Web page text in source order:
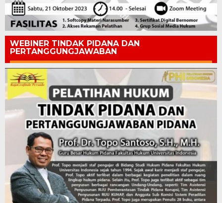
WEBINER TINDAK PIDANA DAN
PERTANGGUNGJAWABAN